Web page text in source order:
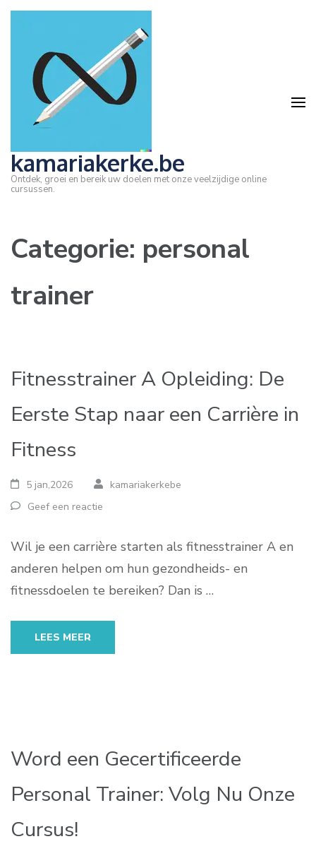
Ga
Enter)
kamariakerke.be
Ontdek, groei en bereik uw doelen met onze veelzijdige online
cursussen.
Categorie: personal
trainer
Fitnesstrainer A Opleiding: De
Eerste Stap naar een Carrière in
Fitness
5 jan,2026
kamariakerkebe
Geef een reactie
Wil je een carrière starten als fitnesstrainer A en
anderen helpen om hun gezondheids- en
fitnessdoelen te bereiken? Dan is …
LEES MEER
Word een Gecertificeerde
Personal Trainer: Volg Nu Onze
Cursus!